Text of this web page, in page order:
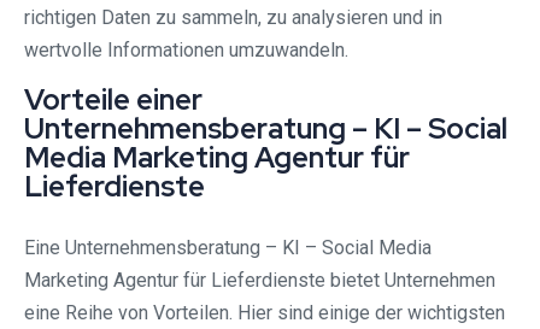
richtigen Daten zu sammeln, zu analysieren und in
wertvolle Informationen umzuwandeln.
Vorteile einer
Unternehmensberatung – KI – Social
Media Marketing Agentur für
Lieferdienste
Eine Unternehmensberatung – KI – Social Media
Marketing Agentur für Lieferdienste bietet Unternehmen
eine Reihe von Vorteilen. Hier sind einige der wichtigsten